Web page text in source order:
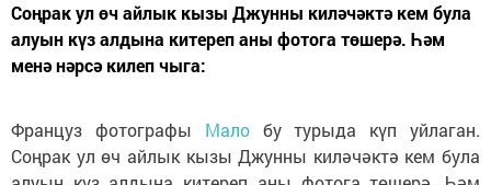
Соңрак ул өч айлык кызы Джунны киләчәктә кем була
алуын күз алдына китереп аны фотога төшерә. Һәм
менә нәрсә килеп чыга:
Француз фотографы Малобу турыда күп уйлаган.
Соңрак ул өч айлык кызы Джунны киләчәктә кем була